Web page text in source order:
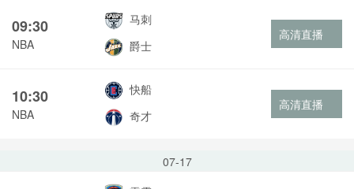
09:30
NBA
马刺
爵士
高清直播
10:30
NBA
快船
奇才
高清直播
07-17